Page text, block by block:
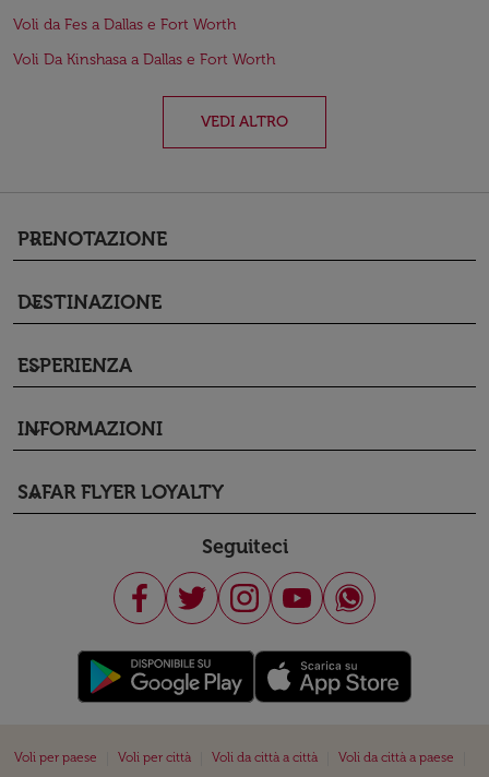
Voli da Fes a Dallas e Fort Worth
Voli Da Kinshasa a Dallas e Fort Worth
VEDI ALTRO
PRENOTAZIONE
keyboard_arrow_down
DESTINAZIONE
keyboard_arrow_down
ESPERIENZA
keyboard_arrow_down
INFORMAZIONI
keyboard_arrow_down
SAFAR FLYER LOYALTY
keyboard_arrow_down
Seguiteci
Voli per paese Voli per città Voli da città a città Voli da città a paese